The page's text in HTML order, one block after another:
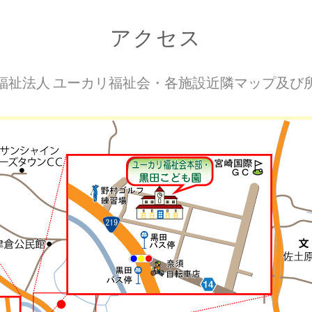
アクセス
祉法人 ユーカリ福祉会・各施設近隣マップ及び